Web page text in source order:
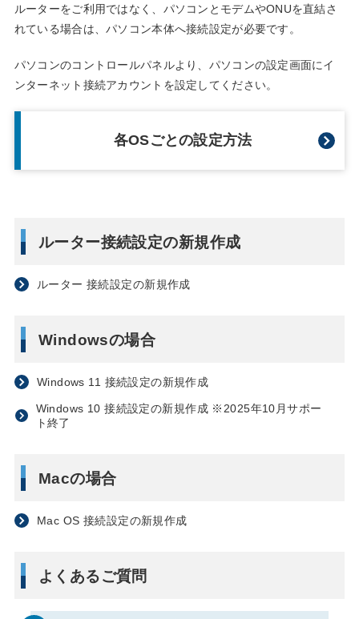
ルーターをご利用ではなく、パソコンとモデムやONUを直結さ
れている場合は、パソコン本体へ接続設定が必要です。
パソコンのコントロールパネルより、パソコンの設定画面にイ
ンターネット接続アカウントを設定してください。
各OSごとの設定方法
ルーター接続設定の新規作成
ルーター 接続設定の新規作成
Windowsの場合
Windows 11 接続設定の新規作成
Windows 10 接続設定の新規作成 ※2025年10月サポー
ト終了
Macの場合
Mac OS 接続設定の新規作成
よくあるご質問